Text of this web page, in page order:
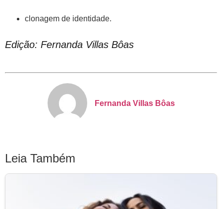
clonagem de identidade.
Edição: Fernanda Villas Bôas
Fernanda Villas Bôas
Leia Também